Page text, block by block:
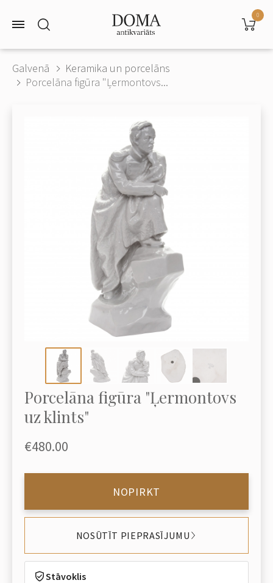
0
Galvenā
Keramika un porcelāns
Porcelāna figūra "Ļermontovs...
Porcelāna figūra "Ļermontovs
uz klints"
€480.00
NOPIRKT
NOSŪTĪT PIEPRASĪJUMU
Stāvoklis